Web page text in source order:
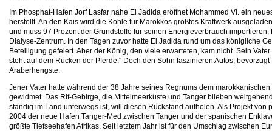
Im Phosphat-Hafen Jorf Lasfar nahe El Jadida eröffnet Mohammed VI. ein
herstellt. An den Kais wird die Kohle für Marokkos größtes Kraftwerk
und muss 97 Prozent der Grundstoffe für seinen Energieverbrauch
Dialyse-Zentrum. In den Tagen zuvor hatte El Jadida rund um das königliche
Beteiligung gefeiert. Aber der König, den viele erwarteten, kam nicht. Sein
steht auf dem Rücken der Pferde." Doch den Sohn faszinieren Autos,
Araberhengste.
Jener Vater hatte während der 38 Jahre seines Regnums dem
gewidmet. Das Rif-Gebirge, die Mittelmeerküste und Tanger blieben
ständig im Land unterwegs ist, will diesen Rückstand aufholen. Als Projekt
2004 der neue Hafen Tanger-Med zwischen Tanger und der spanischen
größte Tiefseehafen Afrikas. Seit letztem Jahr ist für den Umschlag zwischen